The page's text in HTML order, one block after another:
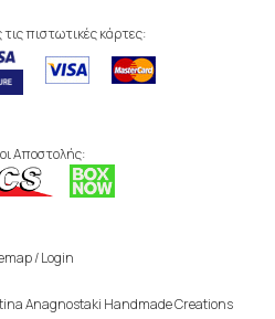
πιστωτικές κάρτες:
Αποστολής:
/Login
Anagnostaki Handmade Creations